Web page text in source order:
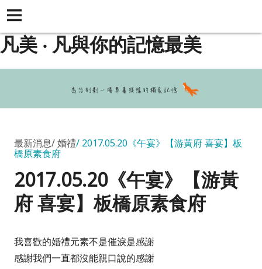
凡美 ‧ 凡與你的記憶最美
最新消息 婚禮 2017.05.20《午宴》【游黃府 喜宴】板
橋原素食府
2017.05.20《午宴》【游黃
府 喜宴】板橋原素食府
我喜歡的婚禮元素不是催淚是感謝
感謝我們一直都沒能親口說的感謝